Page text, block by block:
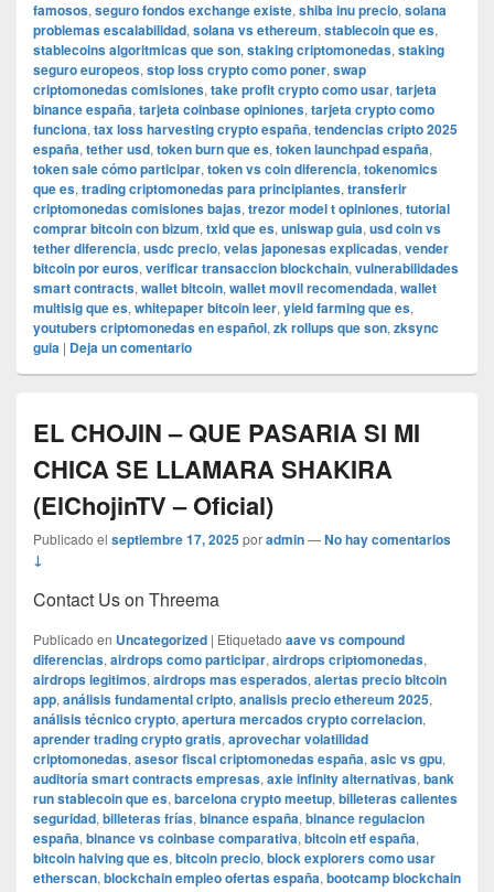
famosos, seguro fondos exchange existe, shiba inu precio, solana
problemas escalabilidad, solana vs ethereum, stablecoin que es,
stablecoins algoritmicas que son, staking criptomonedas, staking
seguro europeos, stop loss crypto como poner, swap
criptomonedas comisiones, take profit crypto como usar, tarjeta
binance españa, tarjeta coinbase opiniones, tarjeta crypto como
funciona, tax loss harvesting crypto españa, tendencias cripto 2025
españa, tether usd, token burn que es, token launchpad españa,
token sale cómo participar, token vs coin diferencia, tokenomics
que es, trading criptomonedas para principiantes, transferir
criptomonedas comisiones bajas, trezor model t opiniones, tutorial
comprar bitcoin con bizum, txid que es, uniswap guia, usd coin vs
tether diferencia, usdc precio, velas japonesas explicadas, vender
bitcoin por euros, verificar transaccion blockchain, vulnerabilidades
smart contracts, wallet bitcoin, wallet movil recomendada, wallet
multisig que es, whitepaper bitcoin leer, yield farming que es,
youtubers criptomonedas en español, zk rollups que son, zksync
guia | Deja un comentario
EL CHOJIN – QUE PASARIA SI MI
CHICA SE LLAMARA SHAKIRA
(ElChojinTV – Oficial)
Publicado el septiembre 17, 2025poradmin—No hay comentarios
↓
Contact Us on Threema
Publicado en Uncategorized | Etiquetado aave vs compound
diferencias, airdrops como participar, airdrops criptomonedas,
airdrops legitimos, airdrops mas esperados, alertas precio bitcoin
app, análisis fundamental cripto, analisis precio ethereum 2025,
análisis técnico crypto, apertura mercados crypto correlacion,
aprender trading crypto gratis, aprovechar volatilidad
criptomonedas, asesor fiscal criptomonedas españa, asic vs gpu,
auditoría smart contracts empresas, axie infinity alternativas, bank
run stablecoin que es, barcelona crypto meetup, billeteras calientes
seguridad, billeteras frías, binance españa, binance regulacion
españa, binance vs coinbase comparativa, bitcoin etf españa,
bitcoin halving que es, bitcoin precio, block explorers como usar
etherscan, blockchain empleo ofertas españa, bootcamp blockchain